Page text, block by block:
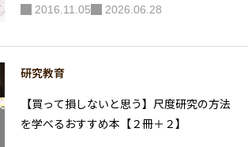
2016.11.05 2026.06.28
研究教育
【買って損しないと思う】尺度研究の方法
を学べるおすすめ本【２冊＋２】